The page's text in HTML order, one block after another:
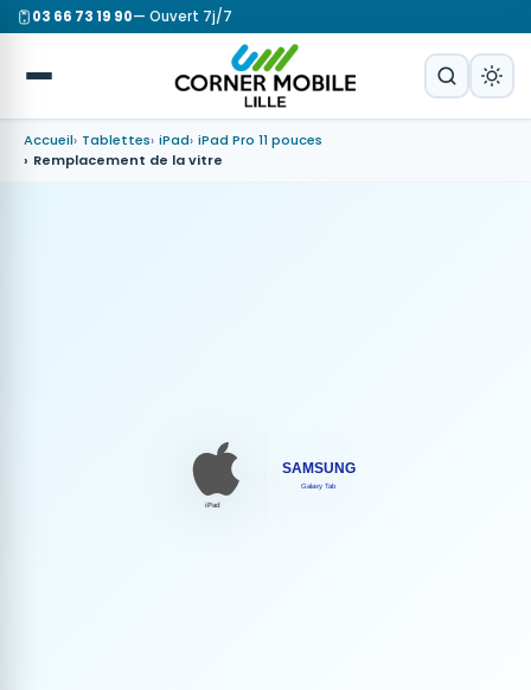
03 66 73 19 90— Ouvert 7j/7
Accueil Tablettes iPad iPad Pro 11 pouces
Remplacement de la vitre